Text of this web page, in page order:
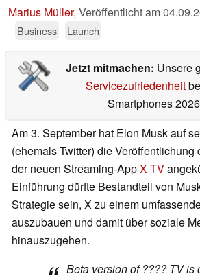
Marius Müller, Veröffentlicht am
Business Launch
Jetzt mitmachen: Unsere
Servicezufriedenheit
Smartphones 2026
Am 3. September hat Elon Musk auf
(ehemals Twitter) die Veröffentlichung
der neuen Streaming-AppX TV
Einführung dürfte Bestandteil von
Strategie sein, X zu einem
auszubauen und damit über soziale
hinauszugehen.
Beta version of ???? TV is